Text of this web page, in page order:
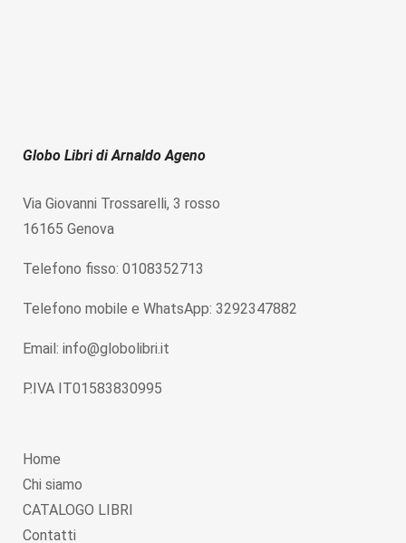
Globo Libri di Arnaldo Ageno
Via Giovanni Trossarelli, 3 rosso
16165 Genova
Telefono fisso: 0108352713
Telefono mobile e WhatsApp: 3292347882
Email: info@globolibri.it
P.IVA IT01583830995
Home
Chi siamo
CATALOGO LIBRI
Contatti